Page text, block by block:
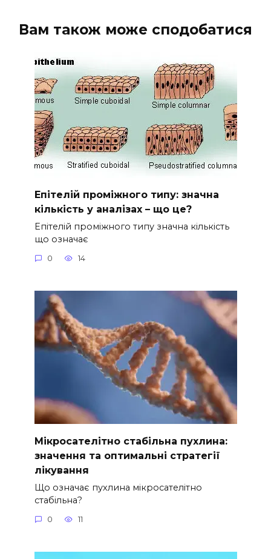
Вам також може сподобатися
Епітелій проміжного типу: значна
кількість у аналізах – що це?
Епітелій проміжного типу значна кількість
що означає
0 14
Мікросателітно стабільна пухлина:
значення та оптимальні стратегії
лікування
Що означає пухлина мікросателітно
стабільна?
0 11